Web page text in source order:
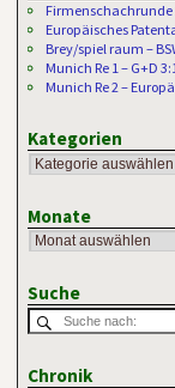
Firmenschachrunde
Europäisches
Brey/spiel raum –
Munich Re 1 – G+D
Munich Re 2 –
Kategorien
Monate
Suche
Chronik